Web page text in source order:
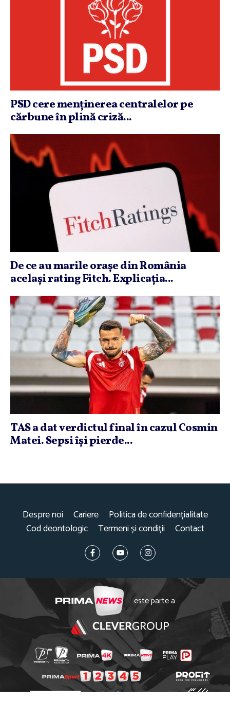
PSD cere menţinerea centralelor pe
cărbune în plină criză...
De ce au marile oraşe din România
acelaşi rating Fitch. Explicaţia...
TAS a dat verdictul final în cazul Cosmin
Matei. Sepsi îşi pierde...
Despre noi Cariere
Politica de confidențialitate
Cod deontologic
Termeni și condiții Contact
este parte a